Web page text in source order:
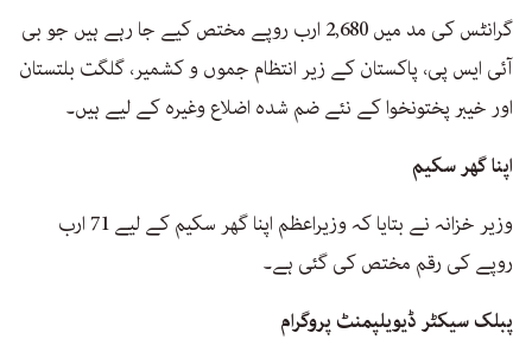
گرانٹس کی مد میں 2,680 ارب روپے مختص کیے جا رہے ہیں جو بی
آئی ایس پی، پاکستان کے زیر انتظام جموں و کشمیر، گلگت بلتستان
اور خیبر پختونخوا کے نئے ضم شدہ اضلاع وغیرہ کے لیے ہیں۔
اپنا گھر سکیم
وزیر خزانہ نے بتایا کہ وزیراعظم اپنا گھر سکیم کے لیے 71 ارب
روپے کی رقم مختص کی گئی ہے۔
پبلک سیکٹر ڈیویلپمنٹ پروگرام